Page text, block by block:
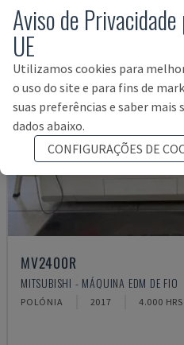
MV2400R
MITSUBISHI - MÁQUINA EDM DE FIO
POLÓNIA 2017 4.000 HRS
Aviso de
UE
Utilizamos cookies para
o uso do site e para fins de
suas preferências e saber mais
dados abaixo.
CONFIGURAÇÕES DE